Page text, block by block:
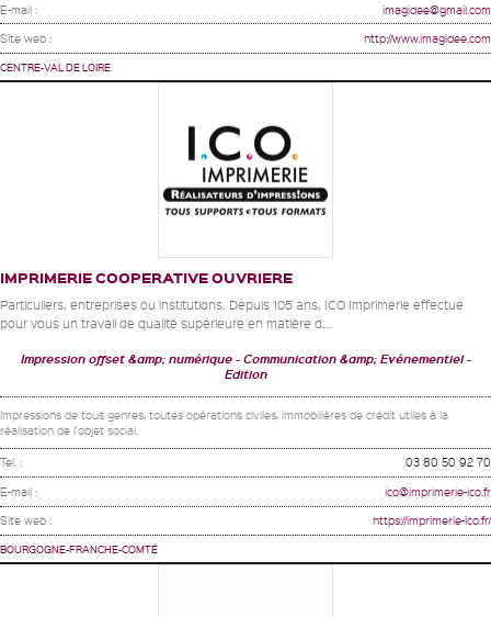
E-mail : imagidee@gmail.com
Site web : http://www.imagidee.com
CENTRE-VAL DE LOIRE
IMPRIMERIE COOPERATIVE OUVRIERE
Particuliers, entreprises ou institutions. Depuis 105 ans, ICO Imprimerie effectue
pour vous un travail de qualité supérieure en matière d...
Impression offset &amp; numérique
Communication &amp; Evénementiel
Edition
Impressions de tous genres, toutes opérations civiles, immobilières de crédit utiles à la
réalisation de l'objet social.
Tel. : 03 80 50 92 70
E-mail : ico@imprimerie-ico.fr
Site web : https://imprimerie-ico.fr/
BOURGOGNE-FRANCHE-COMTÉ